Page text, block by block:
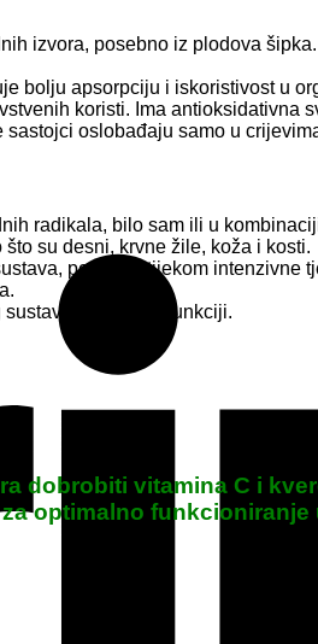
izvora, posebno iz plodova
bolju apsorpciju i iskoristivost u
koristi. Ima antioksidativna
oslobađaju samo u
radikala, bilo sam ili u
su desni, krvne žile, koža i kosti.
posebno tijekom intenzivne
i psihičkoj funkciji.
dobrobiti vitamina C i
optimalno funkcioniranje